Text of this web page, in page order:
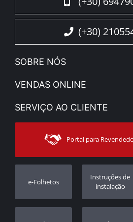
(+30)
SOBRE NÓS
A Companhia
Notícias
Sitemap
VENDAS ONLINE
Minha Conta
Modos de Enviο
SERVIÇO AO CLIENTE
Contacto
Apoio ao cliente
Rastrear ordem
Revendedores
Portal para
e-Folhetos
Instruções de
instalação